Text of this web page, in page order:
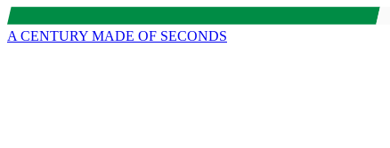
A CENTURY MADE OF SECONDS